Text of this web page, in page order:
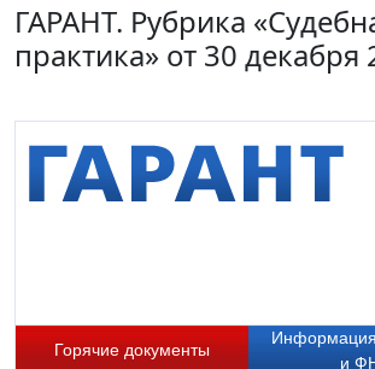
ГАРАНТ. Рубрика
практика» от 30 декабря
Горячие документы
и